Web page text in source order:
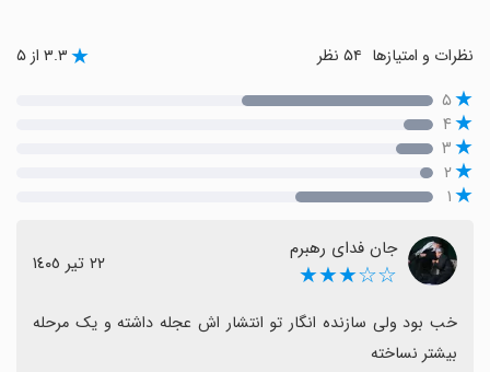
نظرات و امتیازها ۳.۳ از ۵
۵
۴
۳
۲
۱
جان فدای رهبرم
☆☆★★★ ٢٢ تیر ١٤٠٥
بیشتر نساخته